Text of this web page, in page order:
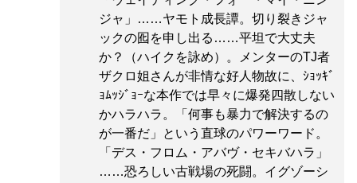
ジャ」……ヤモト成長譚。切り裂きジャ
ックの囮を申し出る……平坦で大丈夫
か？（ハイクを詠め）。メンターのTJ者
ザクロ姐さんが非情な好人物故に、ｼｮｯｷﾞ
ｮﾑｯｼﾞｮｰな本作では早々に爆発四散しない
かハラハラ。「何事も暴力で解決するの
が一番だ」という直球のパワーワード。
「デス・フロム・アバヴ・セキバハラ」
……恐ろしい古戦場の死闘。イグゾーシ